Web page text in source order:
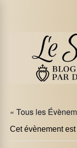
« Tous les
Cet évènement est